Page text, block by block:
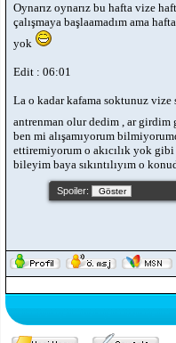
Oynarız oynarız bu hafta vize
çalışmaya başlaamadım ama
yok
Edit : 06:01
La o kadar kafama soktunuz vize
antrenman olur dedim , ar girdim
ben mi alışamıyorum
ettiremiyorum o akıcılık yok gibi
bileyim baya sıkıntılıyım o
Spoiler: